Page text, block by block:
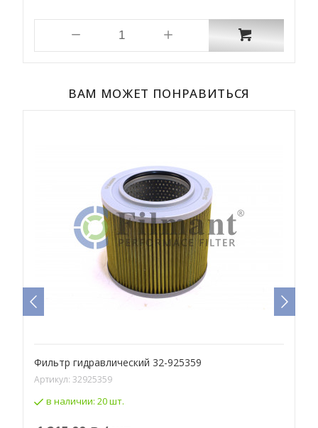
ВАМ МОЖЕТ ПОНРАВИТЬСЯ
Фильтр гидравлический 32-925359
Артикул: 32925359
в наличии: 20 шт.